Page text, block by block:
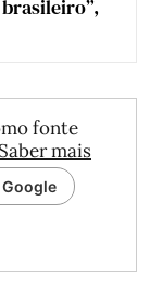
fonte
Saber mais